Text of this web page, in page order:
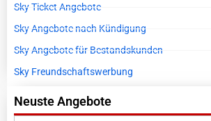
Sky Ticket Angebote
Sky Angebote nach Kündigung
Sky Angebote für Bestandskunden
Sky Freundschaftswerbung
Neuste Angebote